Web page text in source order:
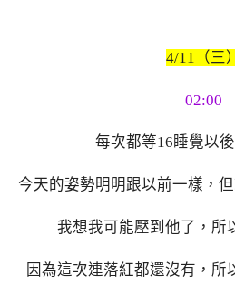
4/11（三）
02:00
每次都等16睡覺以
今天的姿勢明明跟以前一樣，
我想我可能壓到他了，所
因為這次連落紅都還沒有，所